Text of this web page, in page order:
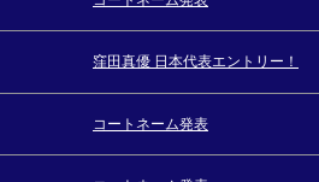
窪田真優 日本代表エントリー！
コートネーム発表